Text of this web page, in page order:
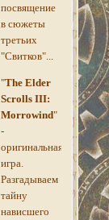
посвящение
в сюжеты
третьих
"Свитков"...
"The Elder
Scrolls III:
Morrowind"
-
оригинальная
игра.
Разгадываем
тайну
нависшего